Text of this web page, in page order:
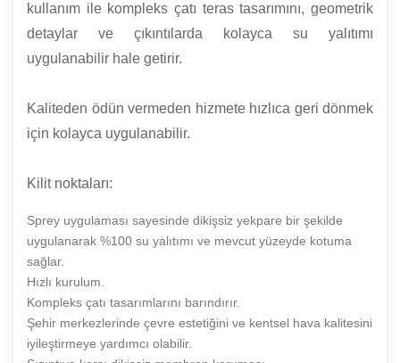
kullanım ile kompleks çatı teras tasarımını, geometrik
detaylar ve çıkıntılarda kolayca su yalıtımı
uygulanabilir hale getirir.
Kaliteden ödün vermeden hizmete hızlıca geri dönmek
için kolayca uygulanabilir.
Kilit noktaları:
Sprey uygulaması sayesinde dikişsiz yekpare bir şekilde
uygulanarak %100 su yalıtımı ve mevcut yüzeyde kotuma
sağlar.
Hızlı kurulum.
Kompleks çatı tasarımlarını barındırır.
Şehir merkezlerinde çevre estetiğini ve kentsel hava kalitesini
iyileştirmeye yardımcı olabilir.